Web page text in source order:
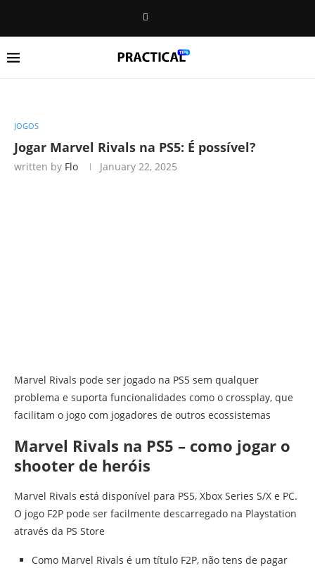
JOGOS
Jogar Marvel Rivals na PS5: É possível?
written by Flo January 22, 2025
Marvel Rivals pode ser jogado na PS5 sem qualquer
problema e suporta funcionalidades como o crossplay, que
facilitam o jogo com jogadores de outros ecossistemas
Marvel Rivals na PS5 – como jogar o
shooter de heróis
Marvel Rivals está disponível para PS5, Xbox Series S/X e PC.
O jogo F2P pode ser facilmente descarregado na Playstation
através da PS Store
Como Marvel Rivals é um título F2P, não tens de pagar